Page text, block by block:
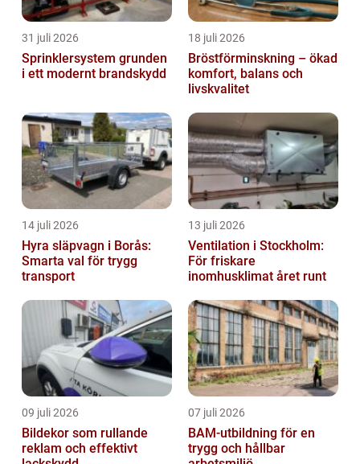
31 juli 2026
Sprinklersystem grunden
i ett modernt brandskydd
18 juli 2026
Bröstförminskning – ökad
komfort, balans och
livskvalitet
14 juli 2026
Hyra släpvagn i Borås:
Smarta val för trygg
transport
13 juli 2026
Ventilation i Stockholm:
För friskare
inomhusklimat året runt
09 juli 2026
Bildekor som rullande
reklam och effektivt
07 juli 2026
BAM-utbildning för en
trygg och hållbar